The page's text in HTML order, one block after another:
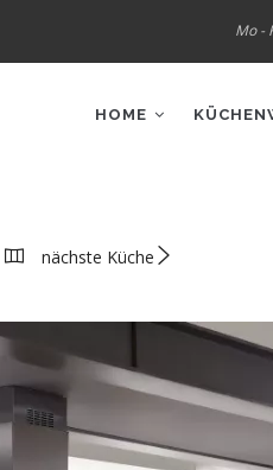
Mo -
HOME
nächste Küche